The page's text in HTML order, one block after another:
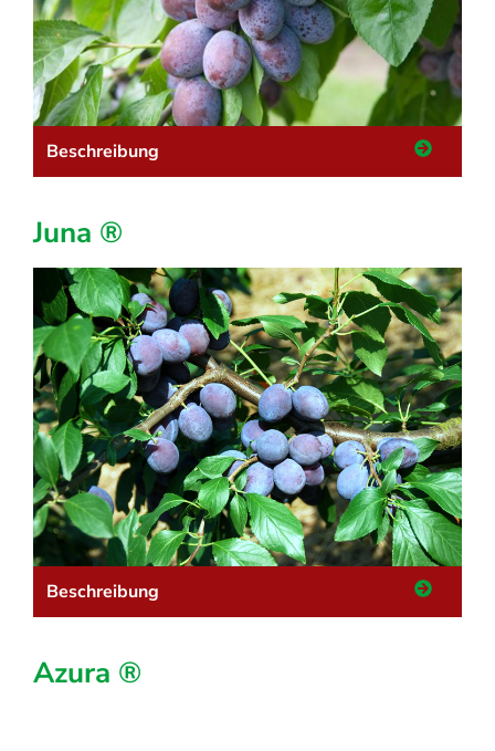
Beschreibung
Juna ®
Beschreibung
Azura ®